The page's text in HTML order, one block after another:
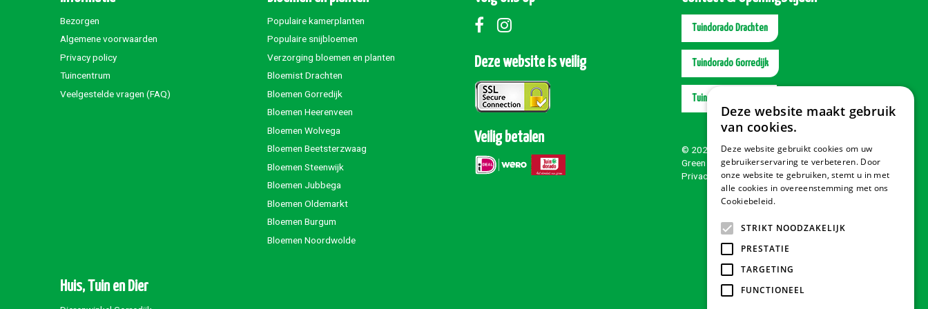
Bezorgen
Algemene voorwaarden
Privacy policy
Tuincentrum
Veelgestelde vragen (FAQ)
Populaire kamerplanten
Populaire snijbloemen
Verzorging bloemen en planten
Bloemist Drachten
Bloemen Gorredijk
Bloemen Heerenveen
Bloemen Wolvega
Bloemen Beetsterzwaag
Bloemen Steenwijk
Bloemen Jubbega
Bloemen Oldemarkt
Bloemen Burgum
Bloemen Noordwolde
Huis, Tuin en Dier
Deze website is veilig
Veilig betalen
Tuindorado Drachten
Tuindorado Gorredijk
Tuindorado Wolvega
© 2026 Tuindorado
Green Solutions
Privacy policy
Deze website maakt gebruik
van cookies.
Deze website gebruikt cookies om uw
gebruikerservaring te verbeteren. Door
onze website te gebruiken, stemt u in met
alle cookies in overeenstemming met ons
Cookiebeleid.
STRIKT NOODZAKELIJK
PRESTATIE
TARGETING
FUNCTIONEEL